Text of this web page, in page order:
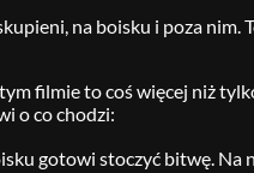
na boisku i poza nim.
filmie to coś więcej niż
o co chodzi:
gotowi stoczyć bitwę. Na